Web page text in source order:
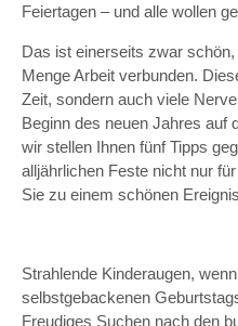
Feiertagen – und alle wollen
Das ist einerseits zwar
Menge Arbeit verbunden.
Zeit, sondern auch viele
Beginn des neuen Jahres auf
wir stellen Ihnen fünf Tipps
alljährlichen Feste nicht nur
Sie zu einem schönen
Strahlende Kinderaugen,
selbstgebackenen
Freudiges Suchen nach den